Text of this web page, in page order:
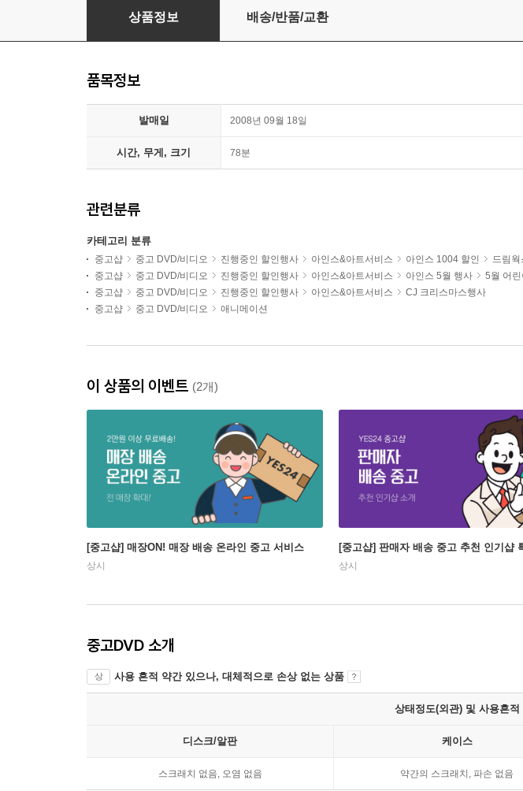
돼지코 아기공룡 임피의 모험
상품정보 배송/반품/교환
품목정보
발매일 2008년 09월 18일
시간, 무게, 크기 78분
관련분류
카테고리 분류
중고샵 중고 DVD/비디오 진행중인 할인행사 아인스&아트서비스 아인스 1004 할인
드림
중고샵
중고 DVD/비디오 진행중인 할인행사 아인스&아트서비스 아인스 5월 행사
5월 어
중고샵
중고 DVD/비디오 진행중인 할인행사 아인스&아트서비스
CJ 크리스마스행사
중고샵
중고 DVD/비디오 애니메이션
이 상품의 이벤트 (2개)
[중고샵] 매장ON! 매장 배송 온라인 중고 서비스
상시
[중고샵] 판매자 배송 중고 추천 인기샵
상시
중고DVD 소개
상 사용 흔적 약간 있으나, 대체적으로 손상 없는 상품
상태정도(외관) 및 사용흔적
디스크/알판 케이스
스크래치 없음, 오염 없음 약간의 스크래치, 파손 없음